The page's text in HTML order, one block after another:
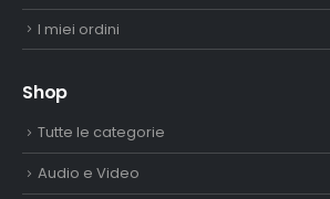
I miei ordini
Shop
Tutte le categorie
Audio e Video